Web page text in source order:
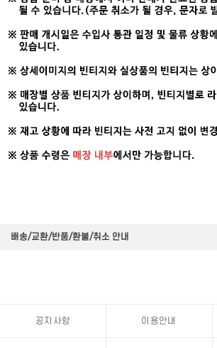
배송/교환/반품/환불/취소 안내
공지사항 이용안내